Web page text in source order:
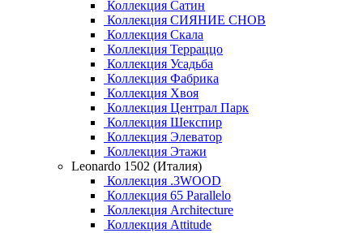
Коллекция Сатин
Коллекция СИЯНИЕ СНОВ
Коллекция Скала
Коллекция Терраццо
Коллекция Усадьба
Коллекция Фабрика
Коллекция Хвоя
Коллекция Централ Парк
Коллекция Шекспир
Коллекция Элеватор
Коллекция Этажи
Leonardo 1502 (Италия)
Коллекция .3WOOD
Коллекция 65 Parallelo
Коллекция Architecture
Коллекция Attitude